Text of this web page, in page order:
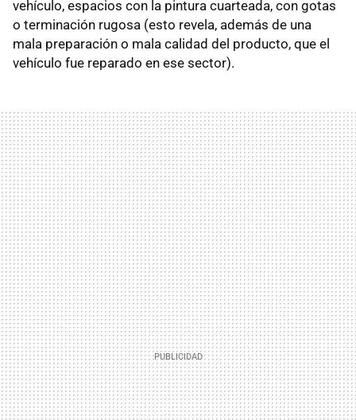
vehículo, espacios con la pintura cuarteada, con gotas
o terminación rugosa (esto revela, además de una
mala preparación o mala calidad del producto, que el
vehículo fue reparado en ese sector).